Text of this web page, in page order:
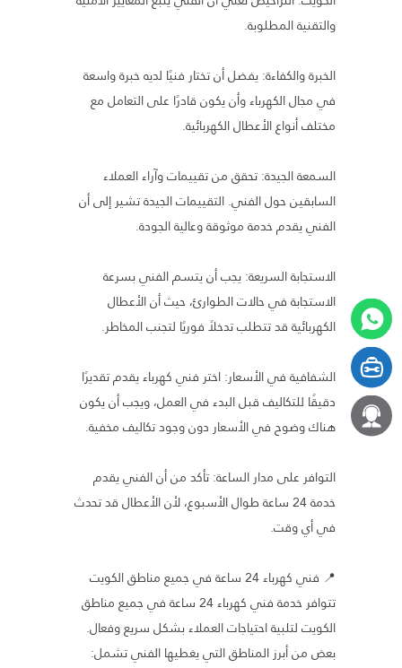
والتقنية المطلوبة.
الخبرة والكفاءة: يفضل أن تختار فنيًا لديه خبرة واسعة
في مجال الكهرباء وأن يكون قادرًا على التعامل مع
مختلف أنواع الأعطال الكهربائية.
السمعة الجيدة: تحقق من تقييمات وآراء العملاء
السابقين حول الفني. التقييمات الجيدة تشير إلى أن
الفني يقدم خدمة موثوقة وعالية الجودة.
الاستجابة السريعة: يجب أن يتسم الفني بسرعة
الاستجابة في حالات الطوارئ، حيث أن الأعطال
الكهربائية قد تتطلب تدخلاً فوريًا لتجنب المخاطر.
الشفافية في الأسعار: اختر فني كهرباء يقدم تقديرًا
دقيقًا للتكاليف قبل البدء في العمل، ويجب أن يكون
هناك وضوح في الأسعار دون وجود تكاليف مخفية.
التوافر على مدار الساعة: تأكد من أن الفني يقدم
خدمة 24 ساعة طوال الأسبوع، لأن الأعطال قد تحدث
في أي وقت.
📍 فني كهرباء 24 ساعة في جميع مناطق الكويت
تتوافر خدمة فني كهرباء 24 ساعة في جميع مناطق
الكويت لتلبية احتياجات العملاء بشكل سريع وفعال.
بعض من أبرز المناطق التي يغطيها الفني تشمل: